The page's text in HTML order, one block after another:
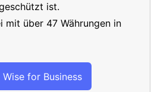
ist.
mit über 47 Währungen in
Wise for Business